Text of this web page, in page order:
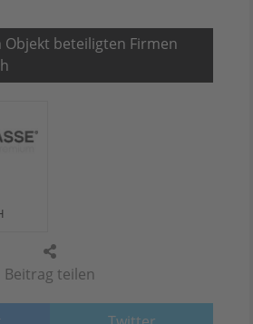
Beitrag teilen
Objekt beteiligten Firmen